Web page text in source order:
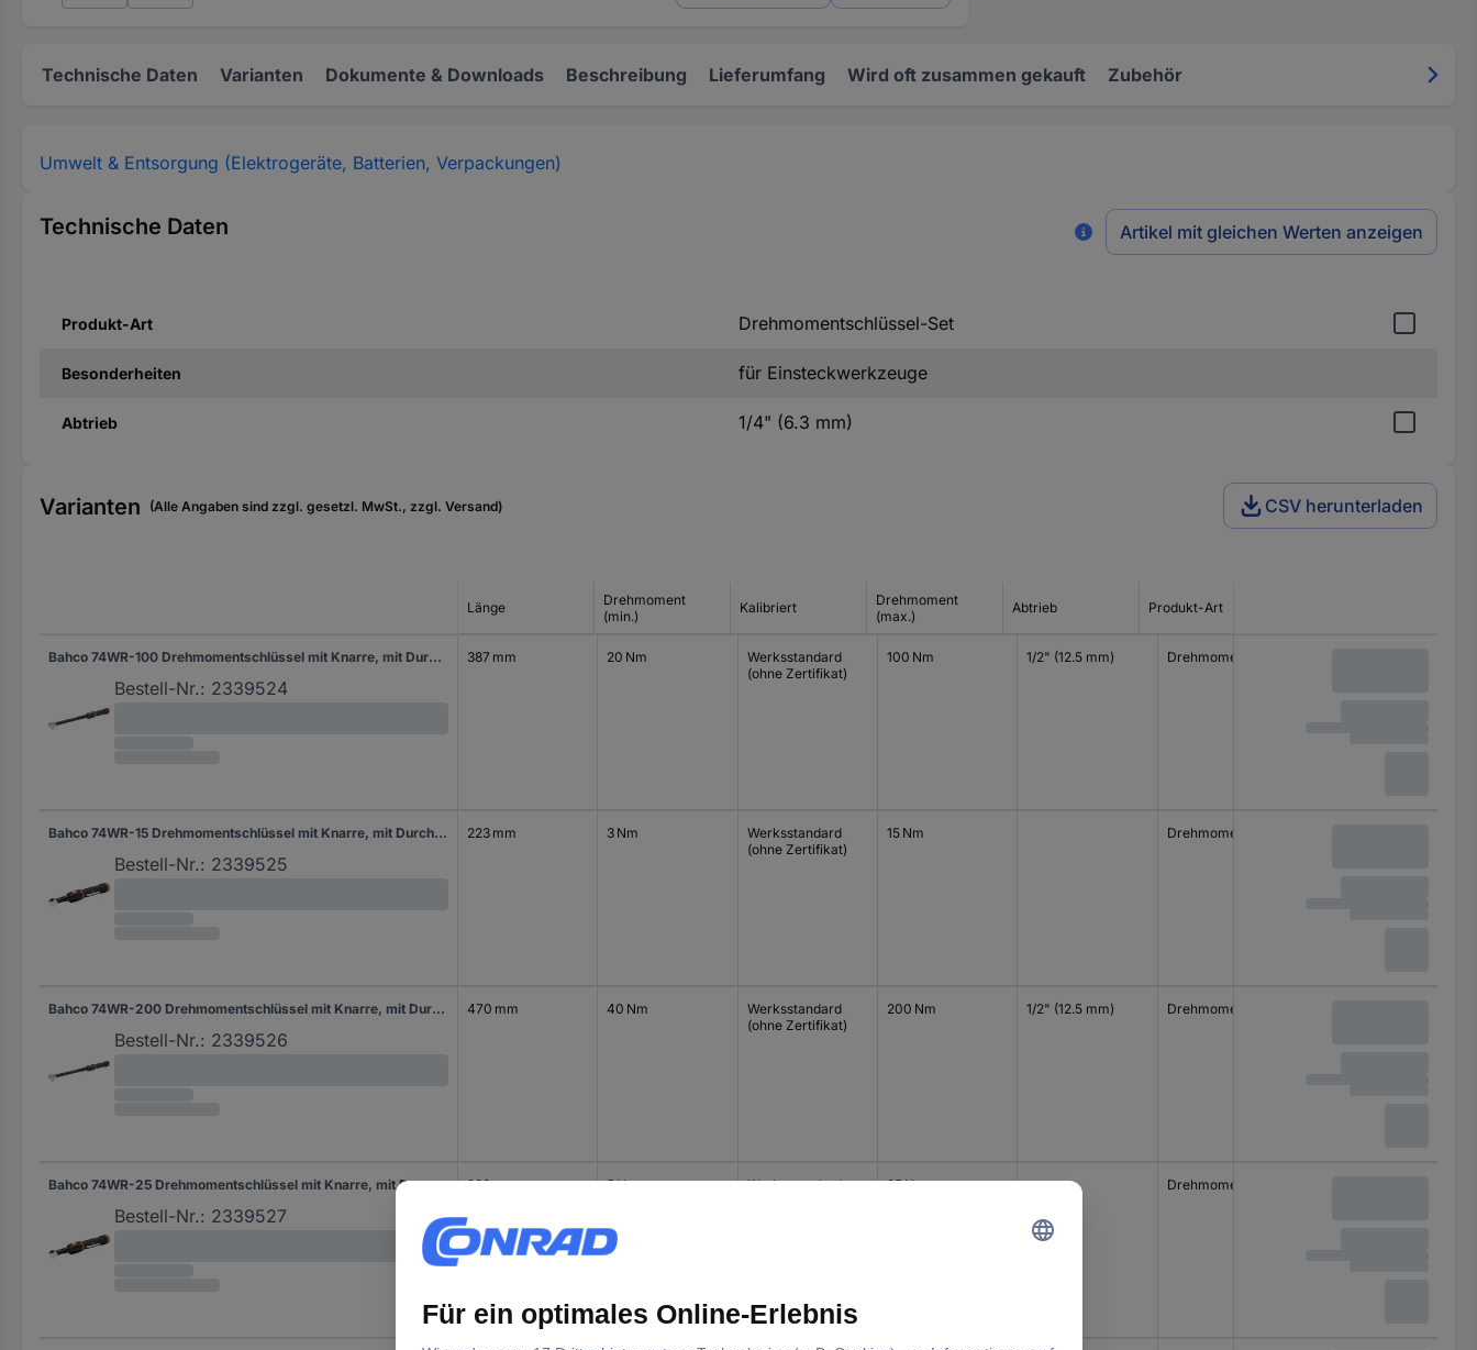
Technische Daten Varianten Dokumente & Downloads Beschreibung Lieferumfang Wird oft zusammen gekauft Zubehör
Umwelt & Entsorgung (Elektrogeräte, Batterien, Verpackungen)
Technische Daten Artikel mit gleichen Werten anzeigen
Produkt-Art Drehmomentschlüssel-Set
Besonderheiten für Einsteckwerkzeuge
Abtrieb 1/4" (6.3 mm)
Varianten (Alle Angaben sind zzgl. gesetzl. MwSt., zzgl. Versand) CSV herunterladen
Länge
Drehmoment
(min.)
Kalibriert
Drehmoment
(max.)
Abtrieb Produkt-Art
Bahco 74WR-100 Drehmomentschlüssel mit Knarre, mit Durchsteckvierkant, ausschaltend 1/2" (12.5 mm) 20 - 100 Nm
Bestell-Nr.: 2339524
387 mm 20 Nm
Werksstandard
(ohne Zertifikat)
100 Nm 1/2" (12.5 mm) Drehmomentschlüssel
Bahco 74WR-15 Drehmomentschlüssel mit Knarre, mit Durchsteckvierkant, ausschaltend, für Einsteckwerkzeuge 3 - 15 Nm
Bestell-Nr.: 2339525
223 mm 3 Nm
Werksstandard
(ohne Zertifikat)
15 Nm Drehmomentschlüssel
Bahco 74WR-200 Drehmomentschlüssel mit Knarre, mit Durchsteckvierkant, ausschaltend 1/2" (12.5 mm) 40 - 200 Nm
Bestell-Nr.: 2339526
470 mm 40 Nm
Werksstandard
(ohne Zertifikat)
200 Nm 1/2" (12.5 mm) Drehmomentschlüssel
Bahco 74WR-25 Drehmomentschlüssel mit Knarre, mit Durchsteckvierkant, ausschaltend, für Einsteckwerkzeuge 5 - 25 Nm
Bestell-Nr.: 2339527
223 mm 5 Nm
Werksstandard
25 Nm Drehmomentschlüssel